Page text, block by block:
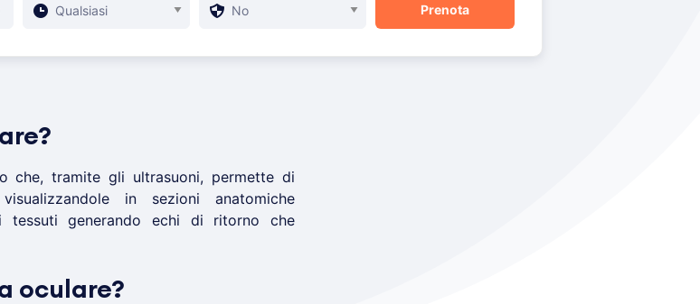
che, tramite gli ultrasuoni, permette di
in sezioni anatomiche
tessuti generando echi di ritorno che
oculare?